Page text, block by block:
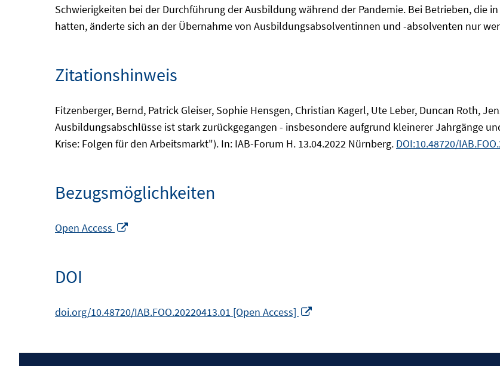
Schwierigkeiten bei der Durchführung der Ausbildung während der Pandemie. Bei Betrieben, die
hatten, änderte sich an der Übernahme von Ausbildungsabsolventinnen und -absolventen nur
Zitationshinweis
Fitzenberger, Bernd, Patrick Gleiser, Sophie Hensgen, Christian Kagerl, Ute Leber, Duncan Roth,
Ausbildungsabschlüsse ist stark zurückgegangen - insbesondere aufgrund kleinerer Jahrgänge
Krise: Folgen für den Arbeitsmarkt"). In: IAB-Forum H. 13.04.2022 Nürnberg. DOI:10.48720/
Bezugsmöglichkeiten
Open Access
DOI
doi.org/10.48720/IAB.FOO.20220413.01 [Open Access]